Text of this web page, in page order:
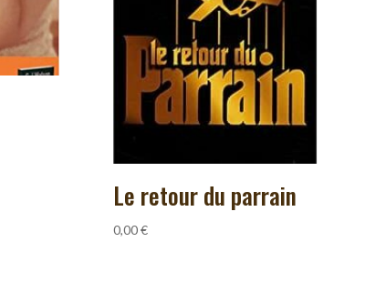
Le retour du parrain
0,00€